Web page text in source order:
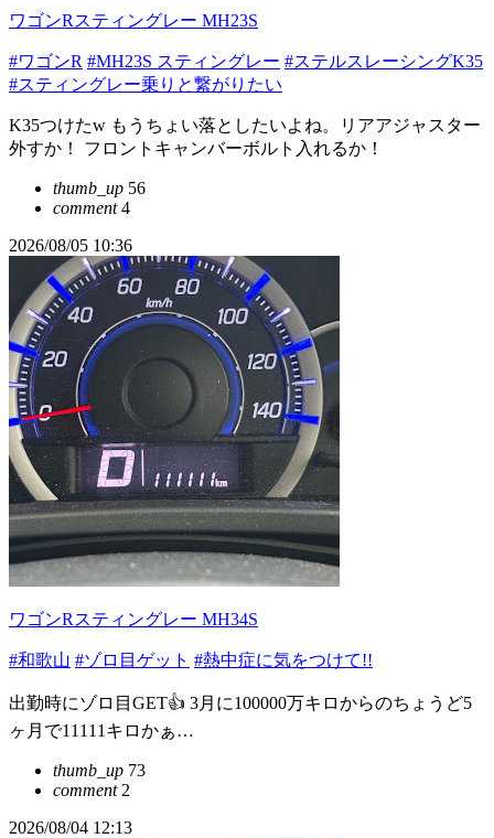
ワゴンRスティングレー MH23S
#ワゴンR #MH23S スティングレー #ステルスレーシングK35
#スティングレー乗りと繋がりたい
K35つけたw もうちょい落としたいよね。リアアジャスター
外すか！ フロントキャンバーボルト入れるか！
thumb_up 56
comment4
2026/08/05 10:36
ワゴンRスティングレー MH34S
#和歌山 #ゾロ目ゲット #熱中症に気をつけて!!
出勤時にゾロ目GET👍 3月に100000万キロからのちょうど5
ヶ月で11111キロかぁ…
thumb_up 73
comment2
2026/08/04 12:13